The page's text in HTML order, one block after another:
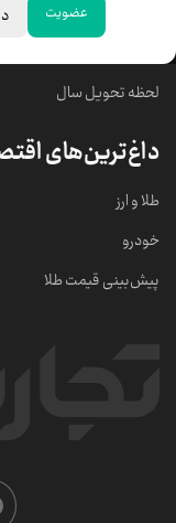
عضویت
خبرهای مهم
لحظه تحویل سال
داغ‌ترین‌های
طلا و ارز
خودرو
پیش‌بینی قیمت طلا